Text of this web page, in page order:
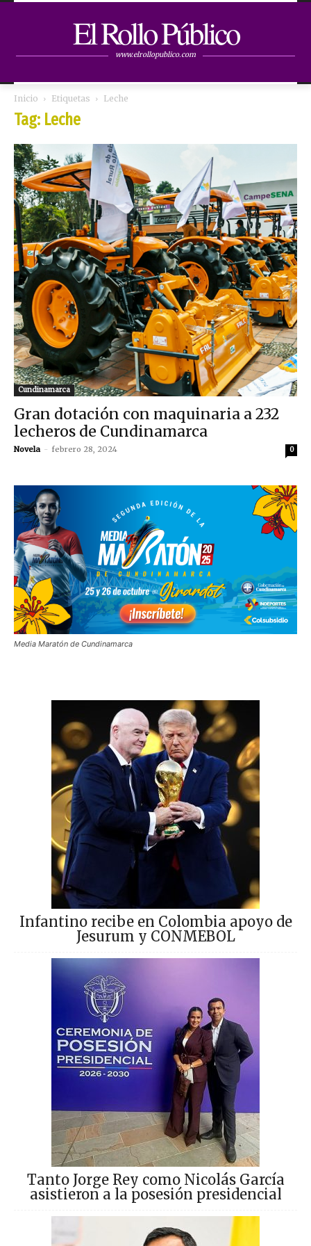
El Rollo Público
www.elrollopublico.com
Inicio Etiquetas Leche
Tag: Leche
Cundinamarca
Gran dotación con maquinaria a 232
lecheros de Cundinamarca
Novela - febrero 28, 2024 0
Media Maratón de Cundinamarca
Infantino recibe en Colombia apoyo de
Jesurum y CONMEBOL
Tanto Jorge Rey como Nicolás García
asistieron a la posesión presidencial